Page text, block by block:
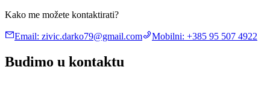
Kako me možete kontaktirati?
Email: zivic.darko79@gmail.com Mobilni: +385 95 507 4922
Budimo u kontaktu